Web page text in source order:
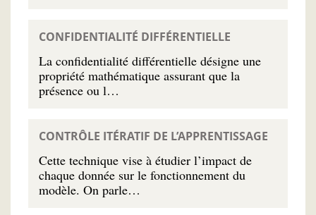
CONFIDENTIALITÉ DIFFÉRENTIELLE
La confidentialité différentielle désigne une
propriété mathématique assurant que la
présence ou l…
CONTRÔLE ITÉRATIF DE L’APPRENTISSAGE
Cette technique vise à étudier l’impact de
chaque donnée sur le fonctionnement du
modèle. On parle…